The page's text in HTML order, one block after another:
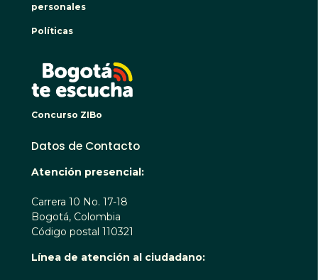
personales
Políticas
Concurso ZIBo
Datos de Contacto
Atención presencial:
Carrera 10 No. 17-18
Bogotá, Colombia
Código postal 110321
Línea de atención al ciudadano: